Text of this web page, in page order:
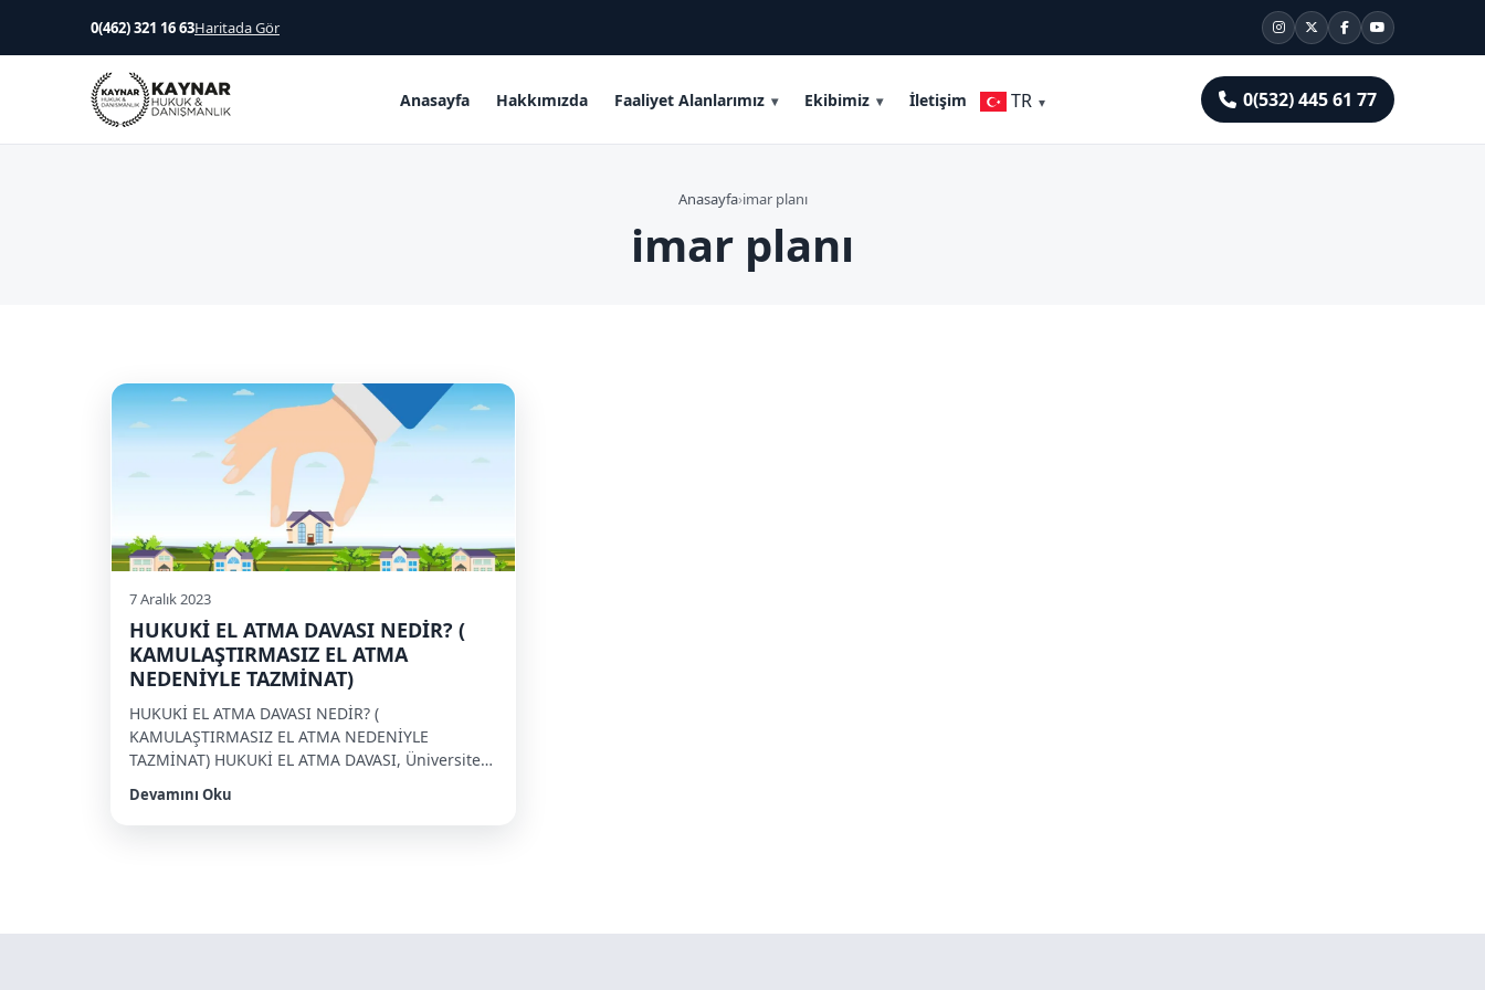
0(462) 321 16 63Haritada Gör
Anasayfa Hakkımızda Faaliyet Alanlarımız Ekibimiz İletişim TR 0(532) 445 61 77
Anasayfa›imar planı
imar planı
7 Aralık 2023
HUKUKİ EL ATMA DAVASI NEDİR? (
KAMULAŞTIRMASIZ EL ATMA
NEDENİYLE TAZMİNAT)
HUKUKİ EL ATMA DAVASI NEDİR? (
KAMULAŞTIRMASIZ EL ATMA NEDENİYLE
TAZMİNAT) HUKUKİ EL ATMA DAVASI, Üniversite,
Belediye ve benzeri idari makamların ihtiyaçları
doğrultusunda hazırlanan imar planları ile
Devamını Oku